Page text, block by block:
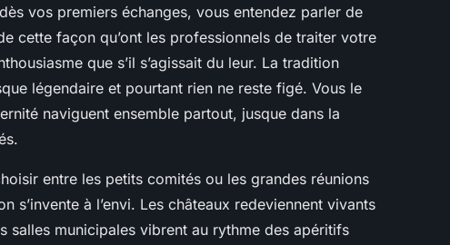
vos premiers échanges, vous entendez parler de
cette façon qu’ont les professionnels de traiter votre
que s’il s’agissait du leur. La tradition
légendaire et pourtant rien ne reste figé. Vous le
naviguent ensemble partout, jusque dans la
entre les petits comités ou les grandes réunions
s’invente à l’envi. Les châteaux redeviennent vivants
salles municipales vibrent au rythme des apéritifs